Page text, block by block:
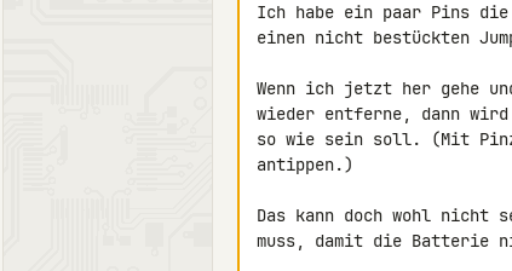
Ich habe ein paar Pins
einen nicht bestückten
Wenn ich jetzt her gehe
wieder entferne, dann
so wie sein soll. (Mit
antippen.)
Das kann doch wohl nicht
muss, damit die Batterie